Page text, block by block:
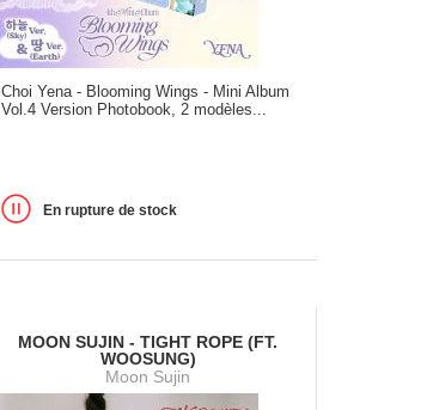
Choi Yena - Blooming Wings - Mini Album
Vol.4 Version Photobook, 2 modèles...
En rupture de stock
MOON SUJIN - TIGHT ROPE (FT.
WOOSUNG)
Moon Sujin